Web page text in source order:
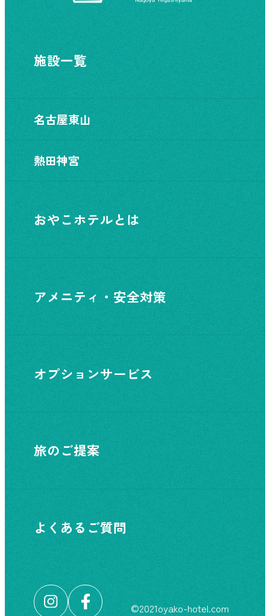
施設一覧
名古屋東山
熱田神宮
おやこホテルとは
アメニティ・安全対策
オプションサービス
旅のご提案
よくあるご質問
©︎2021oyako-hotel.com